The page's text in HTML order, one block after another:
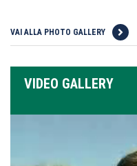
VAI ALLA PHOTO GALLERY
VIDEO GALLERY